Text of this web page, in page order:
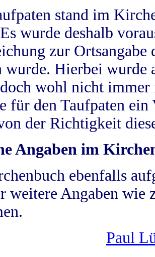
stand im
wurde deshalb
zur
wurde. Hierbei wurde
wohl nicht
für den Taufpaten
der Richtigkeit
Angaben im
ebenfalls
weitere Angaben wie
Paul